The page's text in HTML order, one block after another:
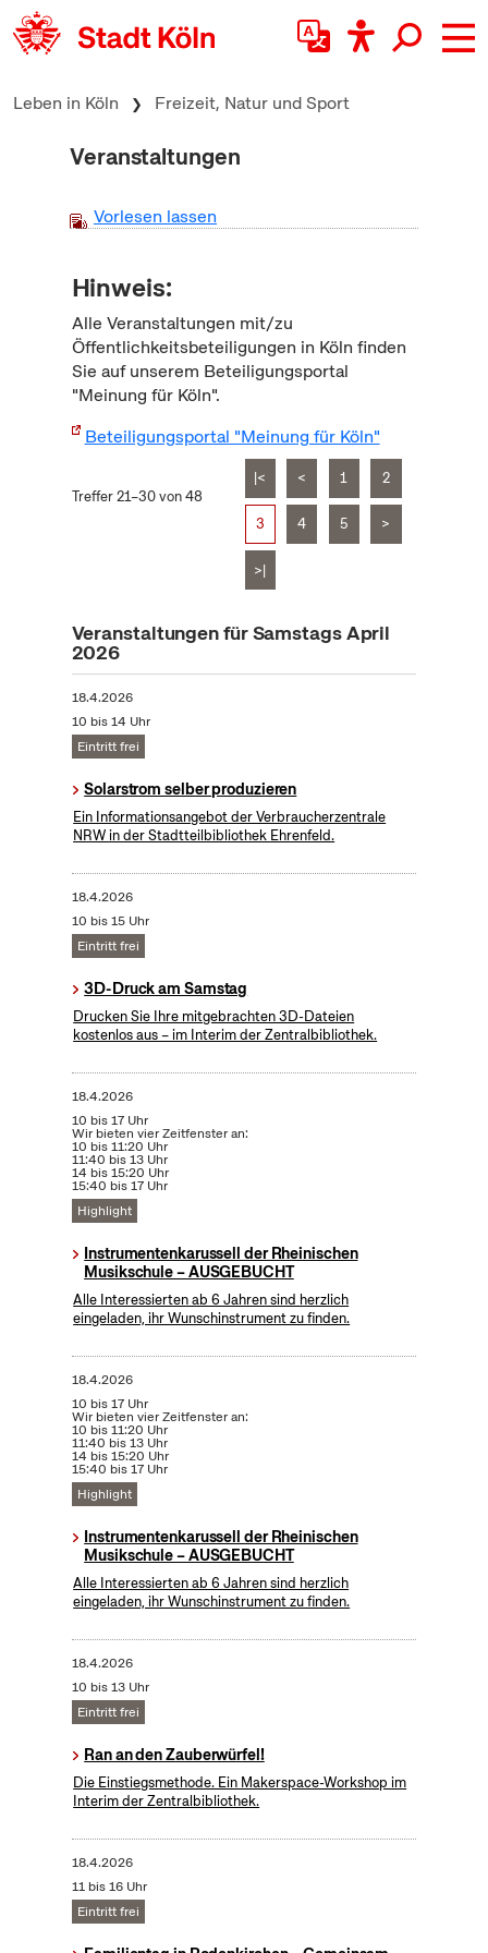
zum Inhalt springen
Leben in Köln Freizeit, Natur und Sport
Veranstaltungen
Vorlesen lassen
Hinweis:
Alle Veranstaltungen mit/zu
Öffentlichkeitsbeteiligungen in Köln finden
Sie auf unserem Beteiligungsportal
"Meinung für Köln".
Beteiligungsportal "Meinung für Köln"
Treffer 21–30 von 48
|< < 1 2
3 4 5 >
>|
Veranstaltungen für Samstags April
2026
18.4.2026
10 bis 14 Uhr
Eintritt frei
Solarstrom selber produzieren
Ein Informationsangebot der Verbraucherzentrale
NRW in der Stadtteilbibliothek Ehrenfeld.
18.4.2026
10 bis 15 Uhr
Eintritt frei
3D-Druck am Samstag
Drucken Sie Ihre mitgebrachten 3D-Dateien
kostenlos aus – im Interim der Zentralbibliothek.
18.4.2026
10 bis 17 Uhr
Wir bieten vier Zeitfenster an:
10 bis 11:20 Uhr
11:40 bis 13 Uhr
14 bis 15:20 Uhr
15:40 bis 17 Uhr
Highlight
Instrumentenkarussell der Rheinischen
Musikschule – AUSGEBUCHT
Alle Interessierten ab 6 Jahren sind herzlich
eingeladen, ihr Wunschinstrument zu finden.
18.4.2026
10 bis 17 Uhr
Wir bieten vier Zeitfenster an:
10 bis 11:20 Uhr
11:40 bis 13 Uhr
14 bis 15:20 Uhr
15:40 bis 17 Uhr
Highlight
Instrumentenkarussell der Rheinischen
Musikschule – AUSGEBUCHT
Alle Interessierten ab 6 Jahren sind herzlich
eingeladen, ihr Wunschinstrument zu finden.
18.4.2026
10 bis 13 Uhr
Eintritt frei
Ran an den Zauberwürfel!
Die Einstiegsmethode. Ein Makerspace-Workshop im
Interim der Zentralbibliothek.
18.4.2026
11 bis 16 Uhr
Eintritt frei